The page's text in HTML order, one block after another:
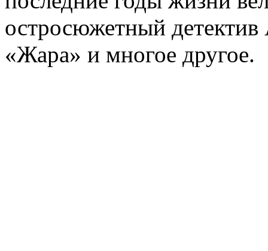
остросюжетный детектив
«Жара» и многое другое.